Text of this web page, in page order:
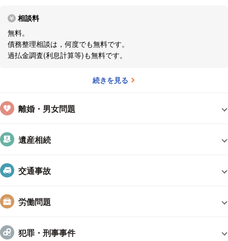
角的な視点による効果的な解決を目指します。
・事案によっては、複数弁護士でチームを組むことも可能です
(その場合でも、費用の加算はありませんのでご安心くださ
い)。
・２度目の自己破産について、通常は破産管財事件になるとこ
ろを、同時破産廃止事件にでき、依頼者に２０万円を返還でき
た事例
・多額の借金があったものの、過払金返還請求をした結果、全
・「前任の代理人が降りてしまい、このあとどうすればいいか
柄に心をうたれ先生にお願いしました。」
相談料
無料。
債務整理相談は，何度でも無料です。
過払金調査(利息計算等)も無料です。
続きを見る
離婚・男女問題
遺産相続
交通事故
労働問題
犯罪・刑事事件